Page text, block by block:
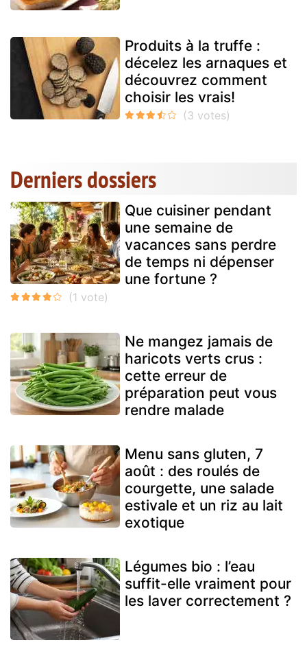
Produits à la truffe :
décelez les arnaques et
découvrez comment
choisir les vrais!
Derniers dossiers
Que cuisiner pendant
une semaine de
vacances sans perdre
de temps ni dépenser
une fortune ?
Ne mangez jamais de
haricots verts crus :
cette erreur de
préparation peut vous
rendre malade
Menu sans gluten, 7
août : des roulés de
courgette, une salade
estivale et un riz au lait
exotique
Légumes bio : l’eau
suffit-elle vraiment pour
les laver correctement ?